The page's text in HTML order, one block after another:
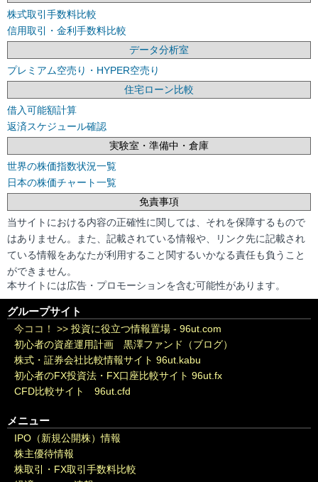
株式取引手数料比較
信用取引・金利手数料比較
データ分析室
プレミアム空売り・HYPER空売り
住宅ローン比較
借入可能額計算
返済スケジュール確認
実験室・準備中・倉庫
世界の株価指数状況一覧
日本の株価チャート一覧
免責事項
当サイトにおける内容の正確性に関しては、それを保障するもので
はありません。また、記載されている情報や、リンク先に記載され
ている情報をあなたが利用すること関するいかなる責任も負うこと
ができません。
本サイトには広告・プロモーションを含む可能性があります。
グループサイト
今ココ！ >> 投資に役立つ情報置場 - 96ut.com
初心者の資産運用計画 黒澤ファンド（ブログ）
株式・証券会社比較情報サイト 96ut.kabu
初心者のFX投資法・FX口座比較サイト 96ut.fx
CFD比較サイト 96ut.cfd
メニュー
IPO（新規公開株）情報
株主優待情報
株取引・FX取引手数料比較